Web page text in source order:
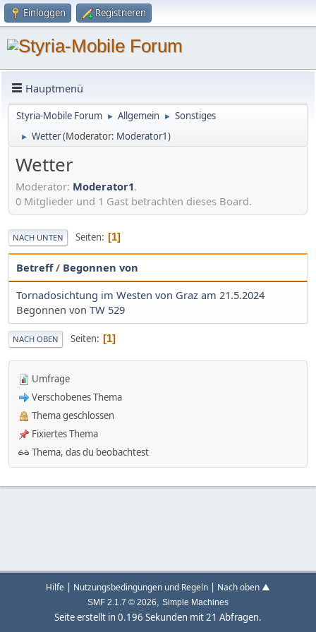
Einloggen Registrieren
Hauptmenü
Styria-Mobile Forum ► Allgemein ► Sonstiges
► Wetter(Moderator: Moderator1)
Wetter
Moderator: Moderator1.
0 Mitglieder und 1 Gast betrachten dieses Board.
NACH UNTEN Seiten 1
Betreff/ Begonnen von
Tornadosichtung im Westen von Graz am 21.5.2024
Begonnen von TW 529
NACH OBEN Seiten 1
Umfrage
Verschobenes Thema
Thema geschlossen
Fixiertes Thema
Thema, das du beobachtest
Hilfe | Nutzungsbedingungen und Regeln | Nach oben ▲
SMF 2.1.7 © 2026, Simple Machines
Seite erstellt in 0.196 Sekunden mit 21 Abfragen.